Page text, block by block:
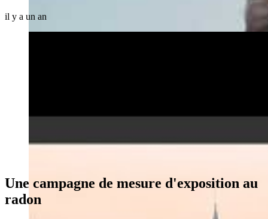
il y a un an
Une campagne de mesure d'exposition au
radon